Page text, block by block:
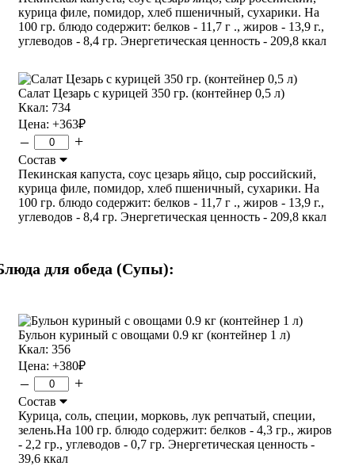
курица филе, помидор, хлеб пшеничный, сухарики. На
100 гр. блюдо содержит: белков - 11,7 г ., жиров - 13,9 г.,
углеводов - 8,4 гр. Энергетическая ценность - 209,8 ккал
Салат Цезарь с курицей 350 гр. (контейнер 0,5 л)
Ккал: 734
Цена: +363₽
– +
Состав
Пекинская капуста, соус цезарь яйцо, сыр российский,
курица филе, помидор, хлеб пшеничный, сухарики. На
100 гр. блюдо содержит: белков - 11,7 г ., жиров - 13,9 г.,
углеводов - 8,4 гр. Энергетическая ценность - 209,8 ккал
для обеда (Супы):
Бульон куриный с овощами 0.9 кг (контейнер 1 л)
Ккал: 356
Цена: +380₽
– +
Состав
Курица, соль, специи, морковь, лук репчатый, специи,
зелень.На 100 гр. блюдо содержит: белков - 4,3 гр., жиров
- 2,2 гр., углеводов - 0,7 гр. Энергетическая ценность -
39,6 ккал